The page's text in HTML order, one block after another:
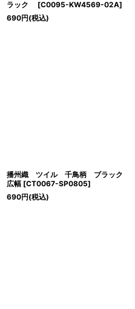
ラック [C0095-KW4569-02A]
690円(税込)
播州織 ツイル 千鳥柄 ブラック
広幅 [CT0067-SP0805]
690円(税込)